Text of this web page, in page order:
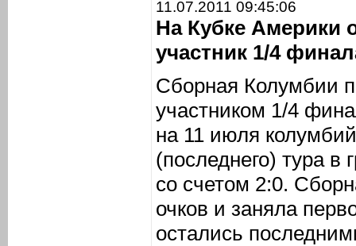
11.07.2011 09:45:06
На Кубке Америки
участник 1/4
Сборная Колумбии
участником 1/4
на 11 июля
(последнего) тура
со счетом 2:0.
очков и заняла
остались